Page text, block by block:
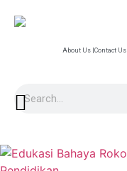
About Us | Contact Us |